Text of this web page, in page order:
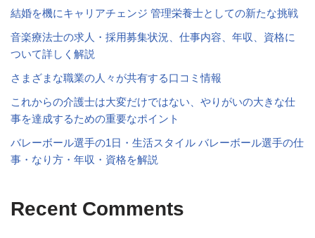
結婚を機にキャリアチェンジ 管理栄養士としての新たな挑戦
音楽療法士の求人・採用募集状況、仕事内容、年収、資格に
ついて詳しく解説
さまざまな職業の人々が共有する口コミ情報
これからの介護士は大変だけではない、やりがいの大きな仕
事を達成するための重要なポイント
バレーボール選手の1日・生活スタイル バレーボール選手の仕
事・なり方・年収・資格を解説
Recent Comments